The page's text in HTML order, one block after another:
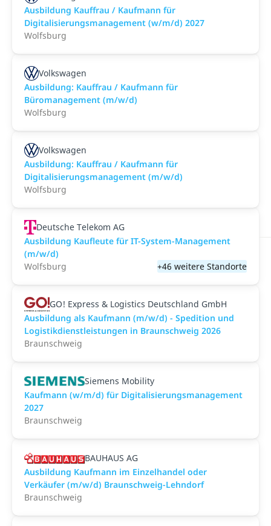
Ausbildung Kauffrau / Kaufmann für
Digitalisierungsmanagement (w/m/d) 2027
Wolfsburg
Volkswagen
Ausbildung: Kauffrau / Kaufmann für
Büromanagement (m/w/d)
Wolfsburg
Volkswagen
Ausbildung: Kauffrau / Kaufmann für
Digitalisierungsmanagement (m/w/d)
Wolfsburg
Deutsche Telekom AG
Ausbildung Kaufleute für IT-System-Management
(m/w/d)
Wolfsburg
+46 weitere Standorte
GO! Express & Logistics Deutschland GmbH
Ausbildung als Kaufmann (m/w/d) - Spedition und
Logistikdienstleistungen in Braunschweig 2026
Braunschweig
Siemens Mobility
Kaufmann (w/m/d) für Digitalisierungsmanagement
2027
Braunschweig
BAUHAUS AG
Ausbildung Kaufmann im Einzelhandel oder
Verkäufer (m/w/d) Braunschweig-Lehndorf
Braunschweig